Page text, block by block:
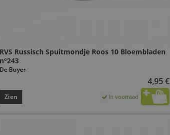
RVS Russisch Spuitmondje Roos 10 Bloembladen
n°243
De Buyer
4,95 €
Zien In voorraad